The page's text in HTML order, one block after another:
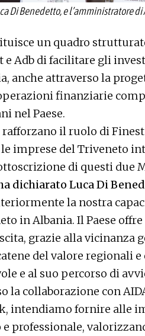
Di Benedetto, e l’amministratore di
un quadro
e Adb di facilitare gli
anche attraverso la
finanziarie
nel Paese.
rafforzano il ruolo di
imprese del Triveneto
di questi due
dichiarato Luca Di
la nostra
in Albania. Il Paese
grazie alla vicinanza
del valore regionali
e al suo percorso di
la collaborazione con
intendiamo fornire alle
professionale,